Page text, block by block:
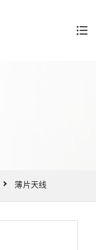
薄片天线